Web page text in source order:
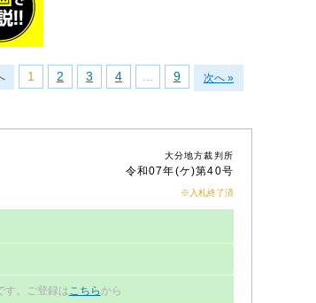
1 2 3 4 9 次へ »
大分地方裁判所
令和07年(ケ)第40号
※入札終了済
す。ご登録はこちら から